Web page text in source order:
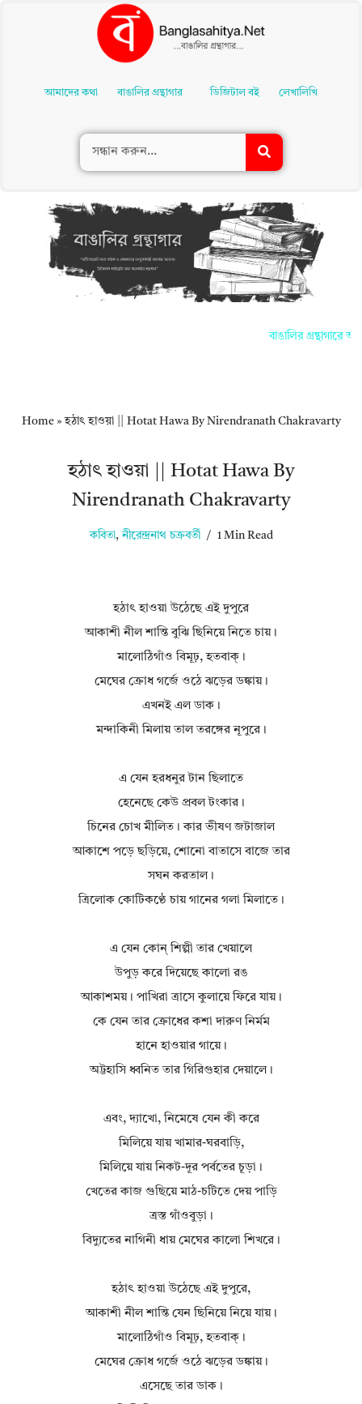
Contentআমাদের কথা বাঙালির গ্রন্থাগার ডিজিটাল বই লেখালিখি
বাঙালির গ্রন্থাগারে
Home»হঠাৎ হাওয়া || Hotat Hawa By Nirendranath Chakravarty
হঠাৎ হাওয়া || Hotat Hawa By
Nirendranath Chakravarty
কবিতা, নীরেন্দ্রনাথ চক্রবর্তী 1 Min Read
হঠাৎ হাওয়া উঠেছে এই দুপুরে
আকাশী নীল শান্তি বুঝি ছিনিয়ে নিতে চায়।
মালোঠিগাঁও বিমূঢ়, হতবাক্‌।
মেঘের ক্রোধ গর্জে ওঠে ঝড়ের ডঙ্কায়।
এখনই এল ডাক।
মন্দাকিনী মিলায় তাল তরঙ্গের নূপুরে।
এ যেন হরধনুর টান ছিলাতে
হেনেছে কেউ প্রবল টংকার।
চিনের চোখ মীলিত। কার ভীষণ জটাজাল
আকাশে পড়ে ছড়িয়ে, শোনো বাতাসে বাজে তার
সঘন করতাল।
ত্রিলোক কোটিকণ্ঠে চায় গানের গলা মিলাতে।
এ যেন কোন্‌ শিল্পী তার খেয়ালে
উপুড় করে দিয়েছে কালো রঙ
আকাশময়। পাখিরা ত্রাসে কুলায়ে ফিরে যায়।
কে যেন তার ক্রোধের কশা দারুণ নির্মম
হানে হাওয়ার গায়ে।
অট্টহাসি ধ্বনিত তার গিরিগুহার দেয়ালে।
এবং, দ্যাখো, নিমেষে যেন কী করে
মিলিয়ে যায় খামার-ঘরবাড়ি,
মিলিয়ে যায় নিকট-দূর পর্বতের চূড়া।
খেতের কাজ গুছিয়ে মাঠ-চটিতে দেয় পাড়ি
ত্রস্ত গাঁওবুড়া।
বিদ্যুতের নাগিনী ধায় মেঘের কালো শিখরে।
হঠাৎ হাওয়া উঠেছে এই দুপুরে,
আকাশী নীল শান্তি যেন ছিনিয়ে নিয়ে যায়।
মালোঠিগাঁও বিমূঢ়, হতবাক্‌।
মেঘের ক্রোধ গর্জে ওঠে ঝড়ের ডঙ্কায়।
এসেছে তার ডাক।